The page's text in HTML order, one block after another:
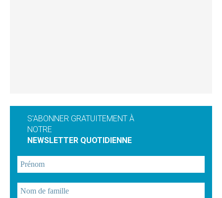
S'ABONNER GRATUITEMENT À
NOTRE
NEWSLETTER QUOTIDIENNE